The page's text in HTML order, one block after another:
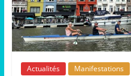
Actualités Manifestations